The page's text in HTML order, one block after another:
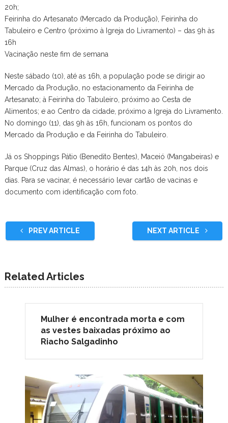
20h;
Feirinha do Artesanato (Mercado da Produção), Feirinha do
Tabuleiro e Centro (próximo à Igreja do Livramento) – das 9h às
16h
Vacinação neste fim de semana
Neste sábado (10), até as 16h, a população pode se dirigir ao
Mercado da Produção, no estacionamento da Feirinha de
Artesanato; à Feirinha do Tabuleiro, próximo ao Cesta de
Alimentos; e ao Centro da cidade, próximo a Igreja do Livramento.
No domingo (11), das 9h às 16h, funcionam os pontos do
Mercado da Produção e da Feirinha do Tabuleiro.
Já os Shoppings Pátio (Benedito Bentes), Maceió (Mangabeiras) e
Parque (Cruz das Almas), o horário é das 14h às 20h, nos dois
dias. Para se vacinar, é necessário levar cartão de vacinas e
documento com identificação com foto.
PREV ARTICLE NEXT ARTICLE
Related Articles
Mulher é encontrada morta e com
as vestes baixadas próximo ao
Riacho Salgadinho